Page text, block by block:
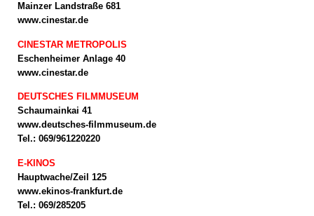
Mainzer Landstraße 681
www.cinestar.de
CINESTAR METROPOLIS
Eschenheimer Anlage 40
www.cinestar.de
DEUTSCHES FILMMUSEUM
Schaumainkai 41
www.deutsches-filmmuseum.de
Tel.: 069/961220220
E-KINOS
Hauptwache/Zeil 125
www.ekinos-frankfurt.de
Tel.: 069/285205